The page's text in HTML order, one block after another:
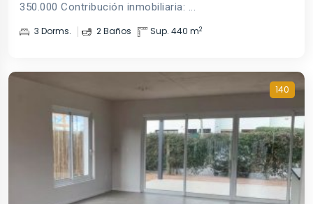
350.000 Contribución inmobiliaria: ...
3 Dorms. 2 Baños Sup. 440 m2
140